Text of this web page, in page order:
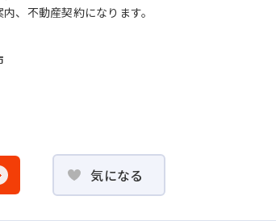
、不動産契約になります。
気になる